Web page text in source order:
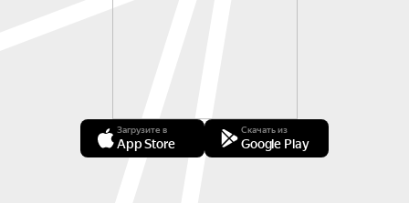
Загрузите в
App Store
Скачать из
Google Play